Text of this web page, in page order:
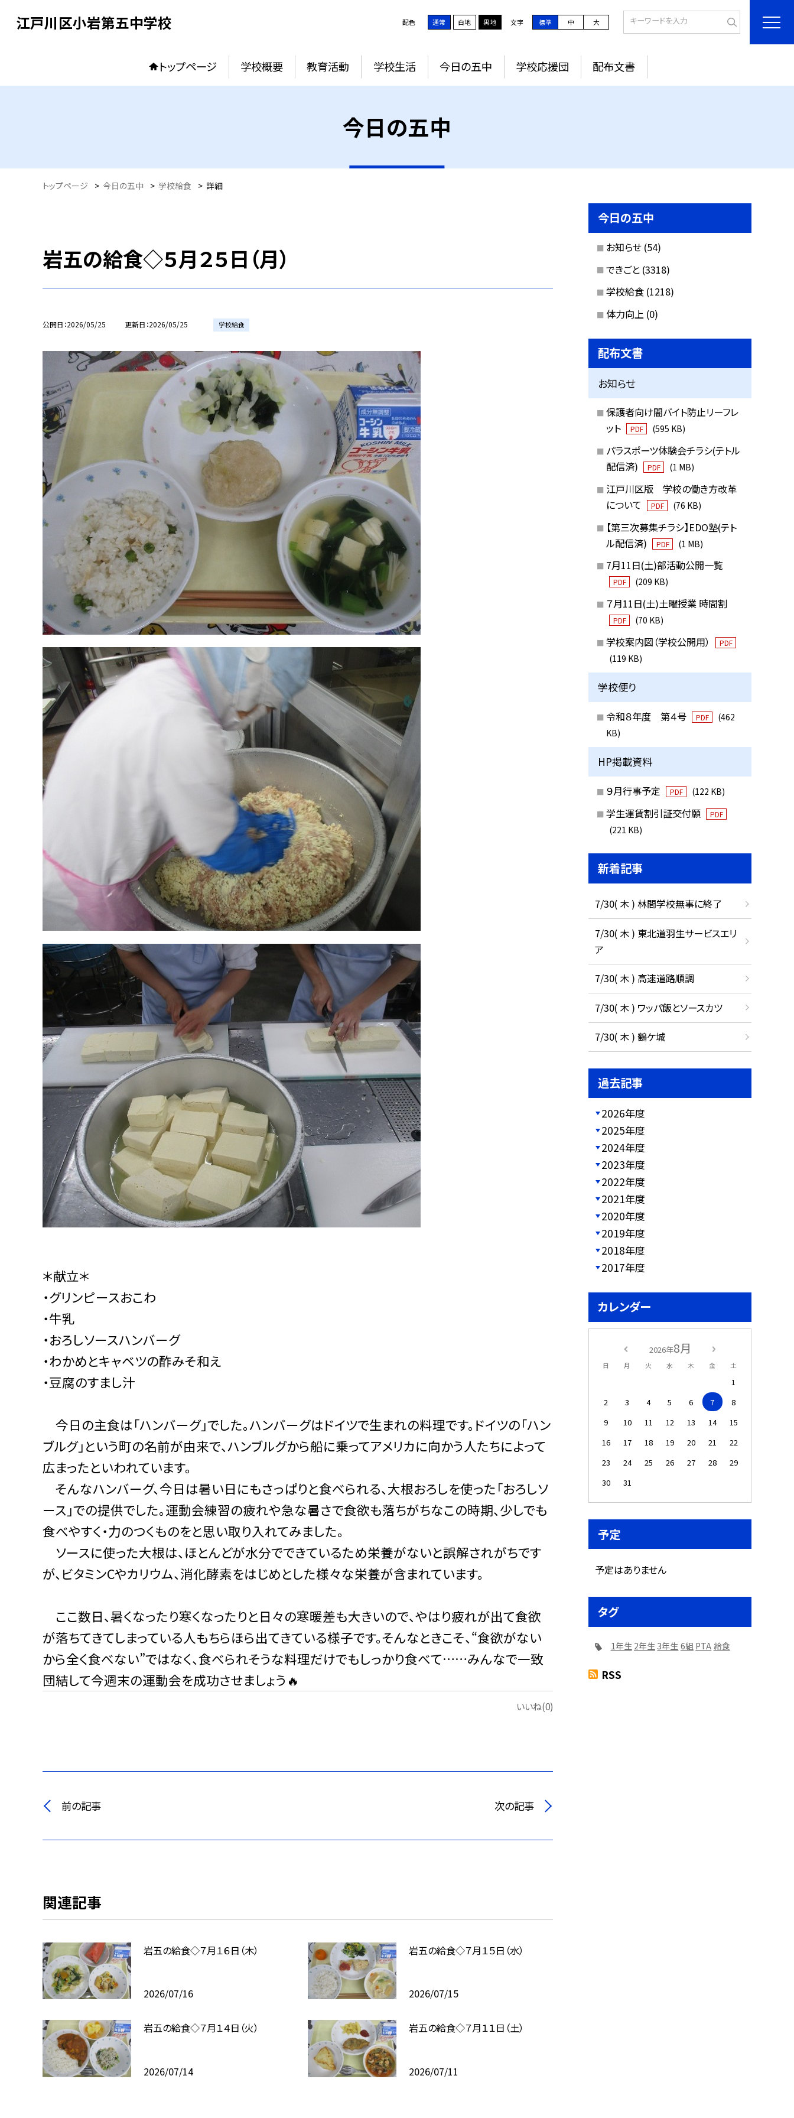
江戸川区小岩第五中学校 配色 通常 白地 黒地 文字 標準 中 大
トップページ 学校概要 教育活動 学校生活 今日の五中 学校応援団 配布文書
今日の五中
トップページ > 今日の五中 > 学校給食 > 詳細
岩五の給食◇５月２５日（月）
公開日 2026/05/25 更新日 2026/05/25 学校給食
＊献立＊
・グリンピースおこわ
・牛乳
・おろしソースハンバーグ
・わかめとキャベツの酢みそ和え
・豆腐のすまし汁
今日の主食は「ハンバーグ」でした。ハンバーグはドイツで生まれの料理です。ドイツの「ハン
ブルグ」という町の名前が由来で、ハンブルグから船に乗ってアメリカに向かう人たちによって
広まったといわれています。
そんなハンバーグ、今日は暑い日にもさっぱりと食べられる、大根おろしを使った「おろしソ
ース」での提供でした。運動会練習の疲れや急な暑さで食欲も落ちがちなこの時期、少しでも
食べやすく・力のつくものをと思い取り入れてみました。
ソースに使った大根は、ほとんどが水分でできているため栄養がないと誤解されがちです
が、ビタミンCやカリウム、消化酵素をはじめとした様々な栄養が含まれています。
ここ数日、暑くなったり寒くなったりと日々の寒暖差も大きいので、やはり疲れが出て食欲
が落ちてきてしまっている人もちらほら出てきている様子です。そんなときこそ、“食欲がない
から全く食べない”ではなく、食べられそうな料理だけでもしっかり食べて……みんなで一致
団結して今週末の運動会を成功させましょう🔥
いいね(0)
前の記事 次の記事
関連記事
岩五の給食◇７月１６日（木）
2026/07/16
岩五の給食◇７月１５日（水）
2026/07/15
岩五の給食◇７月１４日（火）
2026/07/14
岩五の給食◇７月１１日（土）
2026/07/11
今日の五中
お知らせ (54)
できごと (3318)
学校給食 (1218)
体力向上 (0)
配布文書
お知らせ
保護者向け闇バイト防止リーフレ
ット
PDF (595 KB)
パラスポーツ体験会チラシ(テトル
配信済)
PDF (1 MB)
江戸川区版 学校の働き方改革
について
PDF (76 KB)
【第三次募集チラシ】EDO塾(テト
ル配信済)
PDF (1 MB)
7月11日(土)部活動公開一覧
PDF (209 KB)
７月11日(土)土曜授業 時間割
PDF (70 KB)
学校案内図（学校公開用） PDF
(119 KB)
学校便り
令和８年度 第４号 PDF
(462
KB)
HP掲載資料
９月行事予定 PDF (122 KB)
学生運賃割引証交付願 PDF
(221 KB)
新着記事
7/30( 木 ) 林間学校無事に終了
7/30( 木 ) 東北道羽生サービスエリ
ア
7/30( 木 ) 高速道路順調
7/30( 木 ) ワッパ飯とソースカツ
7/30( 木 ) 鶴ケ城
過去記事
2026年度
2025年度
2024年度
2023年度
2022年度
2021年度
2020年度
2019年度
2018年度
2017年度
カレンダー
2026年8月
日 月 火 水 木 金 土
1
2
3 4 5 6 7
8
9
10 11 12 13 14
15
16
17 18 19 20 21
22
23
24 25 26 27 28
29
30
31
予定
予定はありません
タグ
1年生 2年生 3年生 6組 PTA 給食
RSS